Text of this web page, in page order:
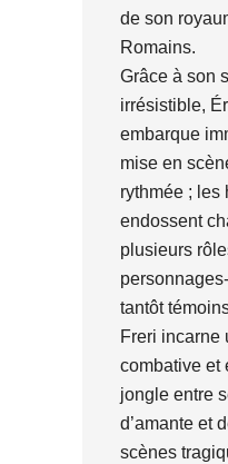
de son
Romains.
Grâce à son
irrésistible,
embarque
mise en
rythmée ; les
endossent
plusieurs
tantôt
Freri incarne
combative et
jongle entre
d’amante et
scènes